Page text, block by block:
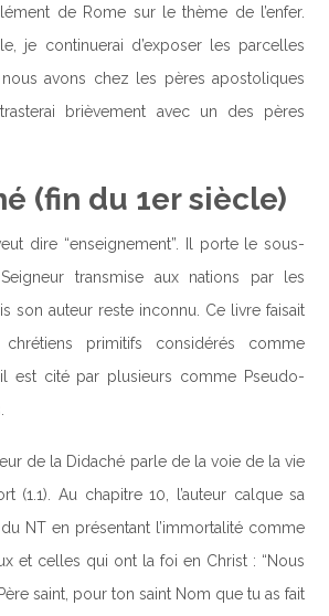
de Rome sur le thème de l’enfer.
je continuerai d’exposer les parcelles
nous avons chez les pères apostoliques
brièvement avec un des pères
(fin du 1er siècle)
dire “enseignement”. Il porte le sous-
transmise aux nations par les
son auteur reste inconnu. Ce livre faisait
primitifs considérés comme
est cité par plusieurs comme Pseudo-
de la Didaché parle de la voie de la vie
(1.1). Au chapitre 10, l’auteur calque sa
NT en présentant l’immortalité comme
et celles qui ont la foi en Christ : “Nous
saint, pour ton saint Nom que tu as fait